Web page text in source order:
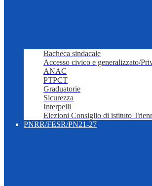
Bacheca sindacale
Accesso civico e generalizzato/
ANAC
PTPCT
Graduatorie
Sicurezza
Interpelli
Elezioni Consiglio di istituto
PNRR/FESR/PN21-27